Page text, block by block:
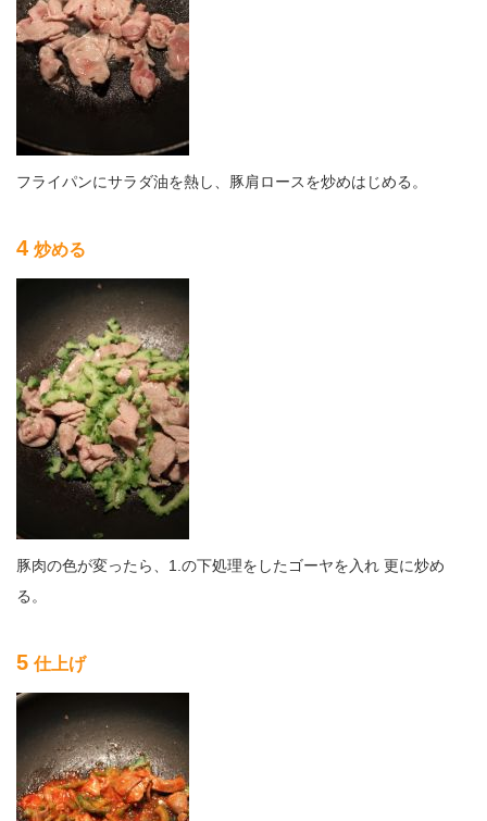
フライパンにサラダ油を熱し、豚肩ロースを炒めはじめる。
4 炒める
豚肉の色が変ったら、1.の下処理をしたゴーヤを入れ 更に炒め
る。
5 仕上げ